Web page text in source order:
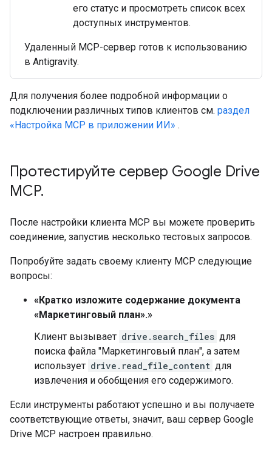
его статус и просмотреть список всех
доступных инструментов.
Удаленный MCP-сервер готов к использованию
в Antigravity.
Для получения более подробной информации о
подключении различных типов клиентов см. раздел
«Настройка MCP в приложении ИИ» .
Протестируйте сервер Google Drive
MCP.
После настройки клиента MCP вы можете проверить
соединение, запустив несколько тестовых запросов.
Попробуйте задать своему клиенту MCP следующие
вопросы:
«Кратко изложите содержание документа
«Маркетинговый план».»
Клиент вызывает drive.search_files для
поиска файла "Маркетинговый план", а затем
использует drive.read_file_content для
извлечения и обобщения его содержимого.
Если инструменты работают успешно и вы получаете
соответствующие ответы, значит, ваш сервер Google
Drive MCP настроен правильно.